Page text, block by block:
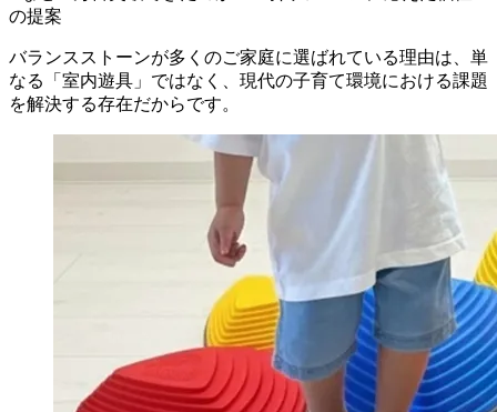
の提案
バランスストーンが多くのご家庭に選ばれている理由は、単
なる「室内遊具」ではなく、現代の子育て環境における課題
を解決する存在だからです。